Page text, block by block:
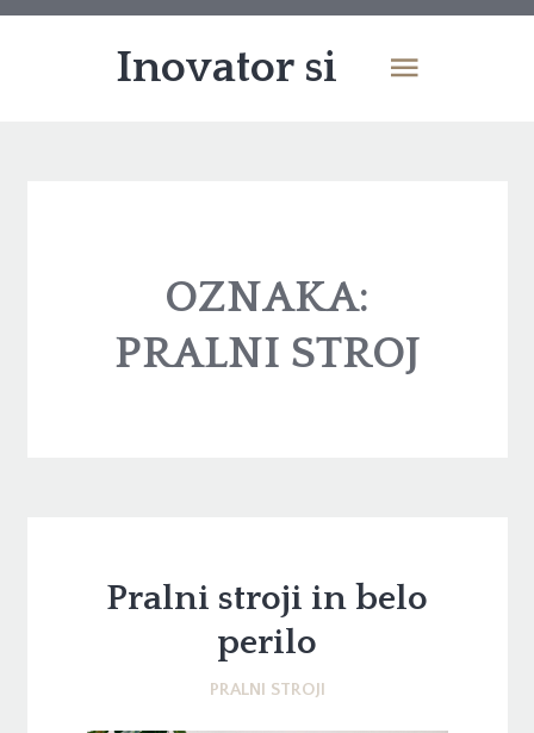
Inovator si
OZNAKA:
PRALNI STROJ
Pralni stroji in belo
perilo
PRALNI STROJI